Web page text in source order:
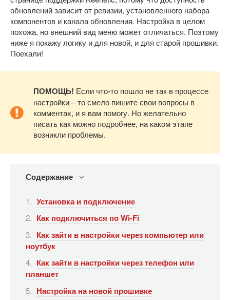
обновлений зависит от ревизии, установленного набора
компонентов и канала обновления. Настройка в целом
похожа, но внешний вид меню может отличаться. Поэтому
ниже я покажу логику и для новой, и для старой прошивки.
Поехали!
ПОМОЩЬ! Если что-то пошло не так в процессе
настройки – то смело пишите свои вопросы в
комментах, и я вам помогу. Но желательно
писать как можно подробнее, на каком этапе
возникли проблемы.
Содержание
Установка и подключение
Как подключиться по Wi-Fi
Как зайти в настройки через компьютер или
ноутбук
Как зайти в настройки через телефон или
планшет
Настройка на новой прошивке